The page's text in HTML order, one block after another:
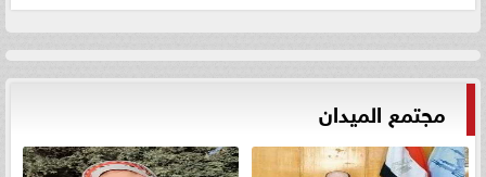
مجتمع الميدان